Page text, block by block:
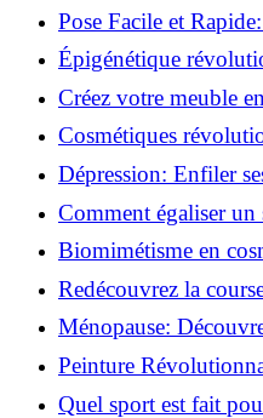
pour vous?
Pose Facile et
Monter des Carreaux
Épigénétique
pour transformer
Créez votre meuble
pour débutants!
Cosmétiques
comment les fermes
beauté!
Dépression: Enfiler
solution!
Comment égaliser un
infaillibles pour
Biomimétisme en
la nature inspire
Redécouvrez la
pour reprendre!
Ménopause:
les bouffées de
Peinture
Deux Couleurs Sur
Quel sport est fait